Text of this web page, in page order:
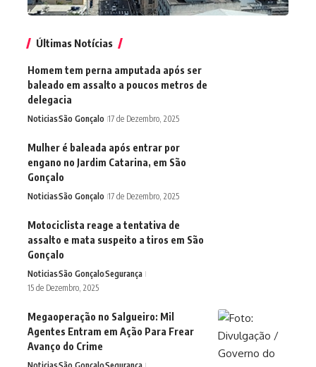
Últimas Notícias
Homem tem perna amputada após ser
baleado em assalto a poucos metros de
delegacia
NoticiasSão Gonçalo 17 de Dezembro, 2025
Mulher é baleada após entrar por
engano no Jardim Catarina, em São
Gonçalo
NoticiasSão Gonçalo 17 de Dezembro, 2025
Motociclista reage a tentativa de
assalto e mata suspeito a tiros em São
Gonçalo
NoticiasSão GonçaloSegurança
15 de Dezembro, 2025
Megaoperação no Salgueiro: Mil
Agentes Entram em Ação Para Frear
Avanço do Crime